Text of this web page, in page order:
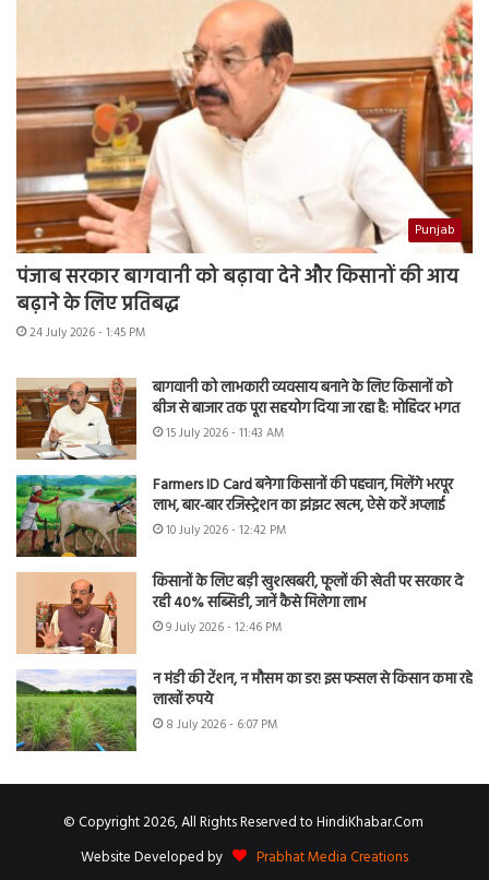
Punjab
पंजाब सरकार बागवानी को बढ़ावा देने और किसानों की आय
बढ़ाने के लिए प्रतिबद्ध
24 July 2026 - 1:45 PM
बागवानी को लाभकारी व्यवसाय बनाने के लिए किसानों को
बीज से बाजार तक पूरा सहयोग दिया जा रहा है: मोहिंदर भगत
15 July 2026 - 11:43 AM
Farmers ID Card बनेगा किसानों की पहचान, मिलेंगे भरपूर
लाभ, बार-बार रजिस्ट्रेशन का झंझट खत्म, ऐसे करें अप्लाई
10 July 2026 - 12:42 PM
किसानों के लिए बड़ी खुशखबरी, फूलों की खेती पर सरकार दे
रही 40% सब्सिडी, जानें कैसे मिलेगा लाभ
9 July 2026 - 12:46 PM
न मंडी की टेंशन, न मौसम का डर! इस फसल से किसान कमा रहे
लाखों रुपये
8 July 2026 - 6:07 PM
© Copyright 2026, All Rights Reserved to HindiKhabar.Com
Website Developed by
Prabhat Media Creations